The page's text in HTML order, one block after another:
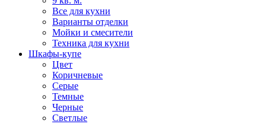
Все для кухни
Варианты отделки
Мойки и смесители
Техника для кухни
Шкафы-купе
Цвет
Коричневые
Серые
Темные
Черные
Светлые